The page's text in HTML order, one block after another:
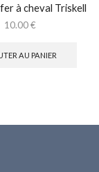
à cheval Triskell
10.00€
AU PANIER